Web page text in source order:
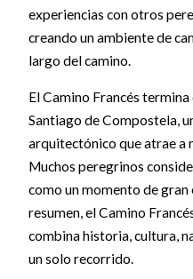
experiencias con otros
creando un ambiente de
largo del camino.
El Camino Francés
Santiago de Compostela,
arquitectónico que atrae a
Muchos peregrinos
como un momento de
resumen, el Camino
combina historia, cultura,
un solo recorrido.